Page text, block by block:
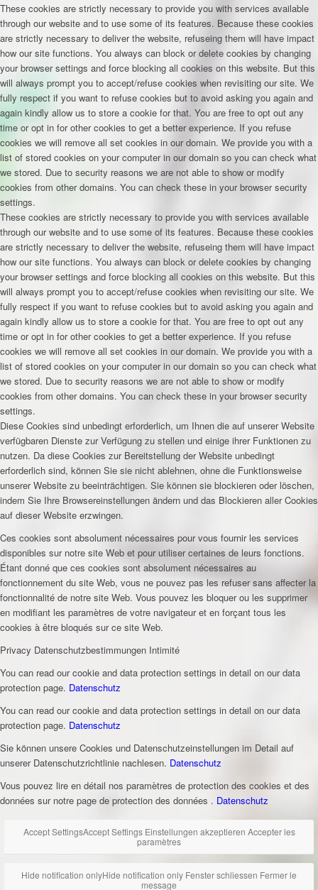
These cookies are strictly necessary to provide you with services available
through our website and to use some of its features. Because these cookies
are strictly necessary to deliver the website, refuseing them will have impact
how our site functions. You always can block or delete cookies by changing
your browser settings and force blocking all cookies on this website. But this
will always prompt you to accept/refuse cookies when revisiting our site. We
fully respect if you want to refuse cookies but to avoid asking you again and
again kindly allow us to store a cookie for that. You are free to opt out any
time or opt in for other cookies to get a better experience. If you refuse
cookies we will remove all set cookies in our domain. We provide you with a
list of stored cookies on your computer in our domain so you can check what
we stored. Due to security reasons we are not able to show or modify
cookies from other domains. You can check these in your browser security
settings.
These cookies are strictly necessary to provide you with services available
through our website and to use some of its features. Because these cookies
are strictly necessary to deliver the website, refuseing them will have impact
how our site functions. You always can block or delete cookies by changing
your browser settings and force blocking all cookies on this website. But this
will always prompt you to accept/refuse cookies when revisiting our site. We
fully respect if you want to refuse cookies but to avoid asking you again and
again kindly allow us to store a cookie for that. You are free to opt out any
time or opt in for other cookies to get a better experience. If you refuse
cookies we will remove all set cookies in our domain. We provide you with a
list of stored cookies on your computer in our domain so you can check what
we stored. Due to security reasons we are not able to show or modify
cookies from other domains. You can check these in your browser security
settings.
Diese Cookies sind unbedingt erforderlich, um Ihnen die auf unserer Website
verfügbaren Dienste zur Verfügung zu stellen und einige ihrer Funktionen zu
nutzen. Da diese Cookies zur Bereitstellung der Website unbedingt
erforderlich sind, können Sie sie nicht ablehnen, ohne die Funktionsweise
unserer Website zu beeinträchtigen. Sie können sie blockieren oder löschen,
indem Sie Ihre Browsereinstellungen ändern und das Blockieren aller Cookies
auf dieser Website erzwingen.
Ces cookies sont absolument nécessaires pour vous fournir les services
disponibles sur notre site Web et pour utiliser certaines de leurs fonctions.
Étant donné que ces cookies sont absolument nécessaires au
fonctionnement du site Web, vous ne pouvez pas les refuser sans affecter la
fonctionnalité de notre site Web. Vous pouvez les bloquer ou les supprimer
en modifiant les paramètres de votre navigateur et en forçant tous les
cookies à être bloqués sur ce site Web.
Privacy Datenschutzbestimmungen Intimité
You can read our cookie and data protection settings in detail on our data
protection page. Datenschutz
You can read our cookie and data protection settings in detail on our data
protection page. Datenschutz
Sie können unsere Cookies und Datenschutzeinstellungen im Detail auf
unserer Datenschutzrichtlinie nachlesen. Datenschutz
Vous pouvez lire en détail nos paramètres de protection des cookies et des
données sur notre page de protection des données . Datenschutz
Accept SettingsAccept Settings Einstellungen akzeptieren Accepter les
paramètres
Hide notification onlyHide notification only Fenster schliessen Fermer le
message